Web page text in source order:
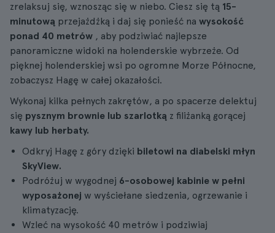
zrelaksuj się, wznosząc się w niebo. Ciesz się tą 15-
minutową przejażdżką i daj się ponieść na wysokość
ponad 40 metrów , aby podziwiać najlepsze
panoramiczne widoki na holenderskie wybrzeże. Od
pięknej holenderskiej wsi po ogromne Morze Północne,
zobaczysz Hagę w całej okazałości.
Wykonaj kilka pełnych zakrętów, a po spacerze delektuj
się pysznym brownie lub szarlotką z filiżanką gorącej
kawy lub herbaty.
Odkryj Hagę z góry dzięki biletowi na diabelski młyn
SkyView.
Podróżuj w wygodnej 6-osobowej kabinie w pełni
wyposażonej w wyściełane siedzenia, ogrzewanie i
klimatyzację.
Wzleć na wysokość 40 metrów i podziwiaj